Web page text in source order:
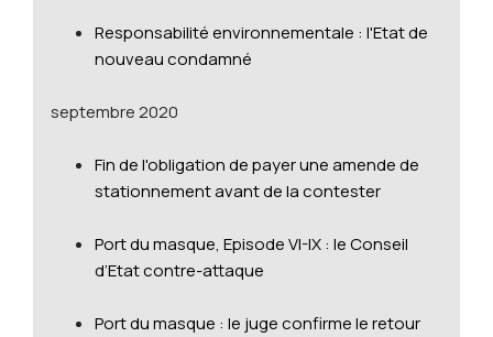
Responsabilité environnementale : l'Etat de
nouveau condamné
septembre 2020
Fin de l'obligation de payer une amende de
stationnement avant de la contester
Port du masque, Episode VI-IX : le Conseil
d’Etat contre-attaque
Port du masque : le juge confirme le retour